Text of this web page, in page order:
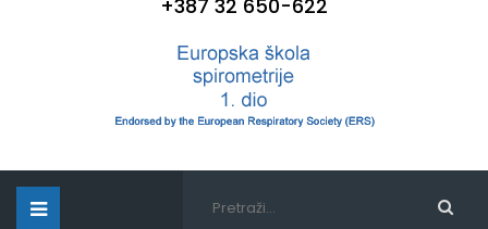
+387 32 650-622